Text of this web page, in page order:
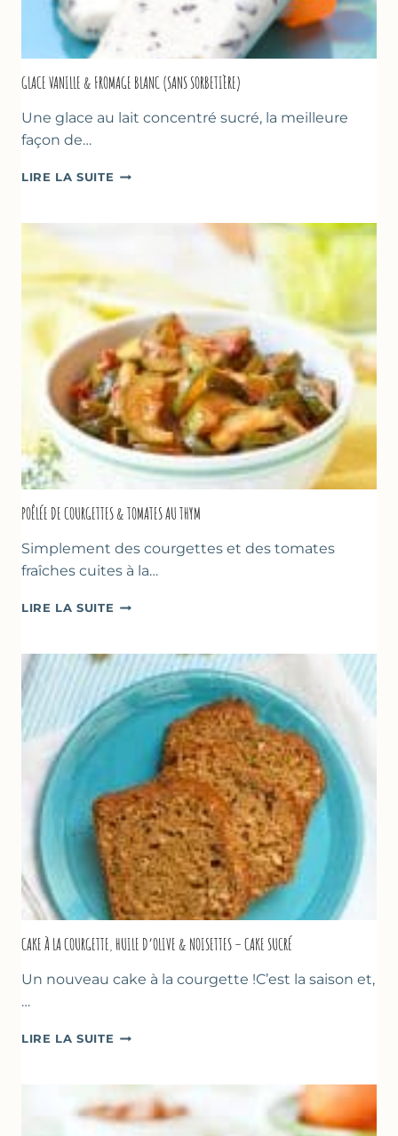
GLACE VANILLE & FROMAGE BLANC (SANS SORBETIÈRE)
Une glace au lait concentré sucré, la meilleure
façon de…
LIRE LA SUITE GLACE
POÊLÉE DE COURGETTES & TOMATES AU THYM
Simplement des courgettes et des tomates
fraîches cuites à la…
LIRE LA SUITE POÊLÉE
&
TOMATES
AU
THYM
CAKE À LA COURGETTE, HUILE D’OLIVE & NOISETTES – CAKE SUCRÉ
Un nouveau cake à la courgette !C’est la saison et,
…
LIRE LA SUITE CAKE
COURGETTE,
HUILE
D’OLIVE